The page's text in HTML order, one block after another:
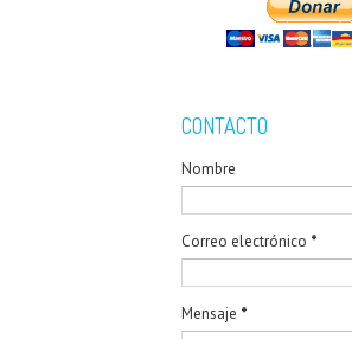
CONTACTO
Nombre
Correo electrónico *
Mensaje *